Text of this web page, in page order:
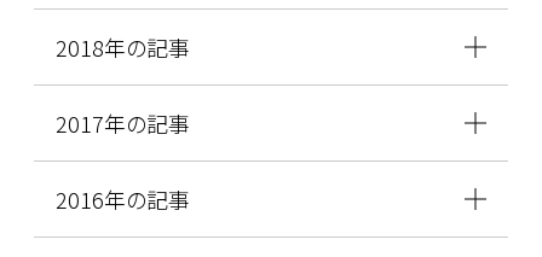
2018年の記事
2017年の記事
2016年の記事